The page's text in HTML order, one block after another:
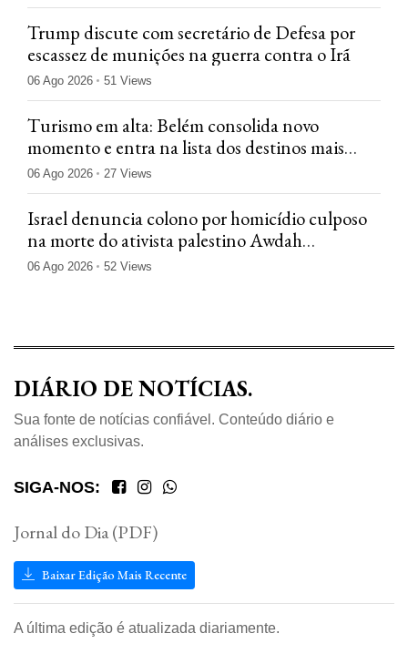
Trump discute com secretário de Defesa por
escassez de munições na guerra contra o Irã
06 Ago 2026 51 Views
Turismo em alta: Belém consolida novo
momento e entra na lista dos destinos mais
procurados para viajar em 2026
06 Ago 2026 27 Views
Israel denuncia colono por homicídio culposo
na morte do ativista palestino Awdah
Hathaleen
06 Ago 2026 52 Views
DIÁRIO DE NOTÍCIAS.
Sua fonte de notícias confiável. Conteúdo diário e
análises exclusivas.
SIGA-NOS:
Jornal do Dia (PDF)
Baixar Edição Mais Recente
A última edição é atualizada diariamente.